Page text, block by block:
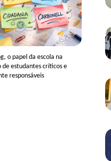
o papel da escola na
de estudantes críticos e
responsáveis